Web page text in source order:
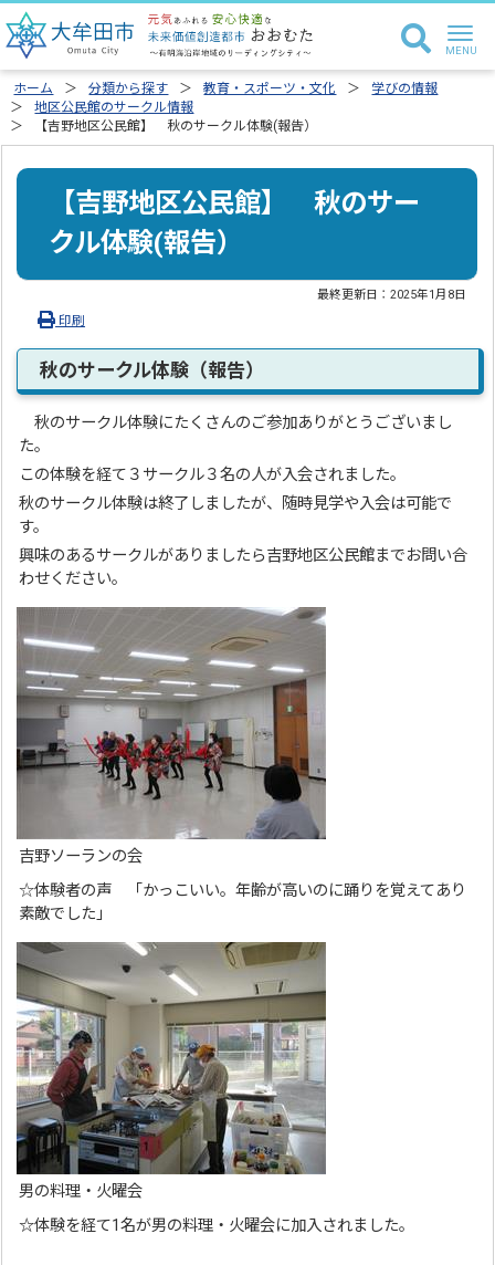
ホーム 分類から探す 教育・スポーツ・文化
学びの情報
地区公民館のサークル情報
【吉野地区公民館】 秋のサークル体験(報告）
【吉野地区公民館】 秋のサー
クル体験(報告）
最終更新日：2025年1月8日
印刷
秋のサークル体験（報告）
秋のサークル体験にたくさんのご参加ありがとうございまし
た。
この体験を経て３サークル３名の人が入会されました。
秋のサークル体験は終了しましたが、随時見学や入会は可能で
す。
興味のあるサークルがありましたら吉野地区公民館までお問い合
わせください。
吉野ソーランの会
☆体験者の声 「かっこいい。年齢が高いのに踊りを覚えてあり
素敵でした」
男の料理・火曜会
☆体験を経て1名が男の料理・火曜会に加入されました。